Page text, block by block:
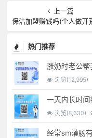
上一篇
保洁加盟赚钱吗(个人做开荒保洁赚钱
热门推荐
涨奶时老公
浏览(12,995)
浏览(8,630)
经常sm灌肠